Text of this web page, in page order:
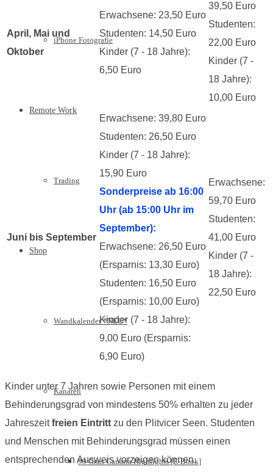
iPhone Fotografie
Remote Work
Trading
Shop
Wandkalender *NEU*
Kanaren
99 Gran Canaria Highlights [E-Book]
April, Mai und
Oktober
Erwachsene: 23,50 Euro
Studenten: 14,50 Euro
Kinder (7 - 18 Jahre):
6,50 Euro
39,50 Euro
Studenten:
22,00 Euro
Kinder (7 -
18 Jahre):
10,00 Euro
Juni bis September
Erwachsene: 39,80 Euro
Studenten: 26,50 Euro
Kinder (7 - 18 Jahre):
15,90 Euro
Sonderpreise ab 16:00
Uhr (ab 15:00 Uhr im
September):
Erwachsene: 26,50 Euro
(Ersparnis: 13,30 Euro)
Studenten: 16,50 Euro
(Ersparnis: 10,00 Euro)
Kinder (7 - 18 Jahre):
9,00 Euro (Ersparnis:
6,90 Euro)
Erwachsene:
59,70 Euro
Studenten:
41,00 Euro
Kinder (7 -
18 Jahre):
22,50 Euro
Kinder unter 7 Jahren sowie Personen mit einem
Behinderungsgrad von mindestens 50% erhalten zu jeder
Jahreszeitfreien Eintritt zu den Plitvicer Seen. Studenten
und Menschen mit Behinderungsgrad müssen einen
entsprechenden Ausweis vorzeigen können.